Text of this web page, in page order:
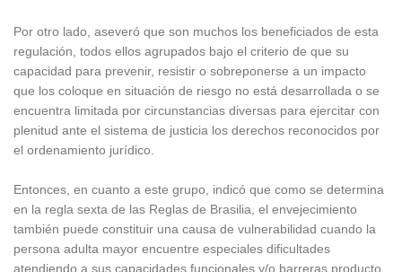
Por otro lado, aseveró que son muchos los beneficiados de esta
regulación, todos ellos agrupados bajo el criterio de que su
capacidad para prevenir, resistir o sobreponerse a un impacto
que los coloque en situación de riesgo no está desarrollada o se
encuentra limitada por circunstancias diversas para ejercitar con
plenitud ante el sistema de justicia los derechos reconocidos por
el ordenamiento jurídico.
Entonces, en cuanto a este grupo, indicó que como se determina
en la regla sexta de las Reglas de Brasilia, el envejecimiento
también puede constituir una causa de vulnerabilidad cuando la
persona adulta mayor encuentre especiales dificultades
atendiendo a sus capacidades funcionales y/o barreras producto